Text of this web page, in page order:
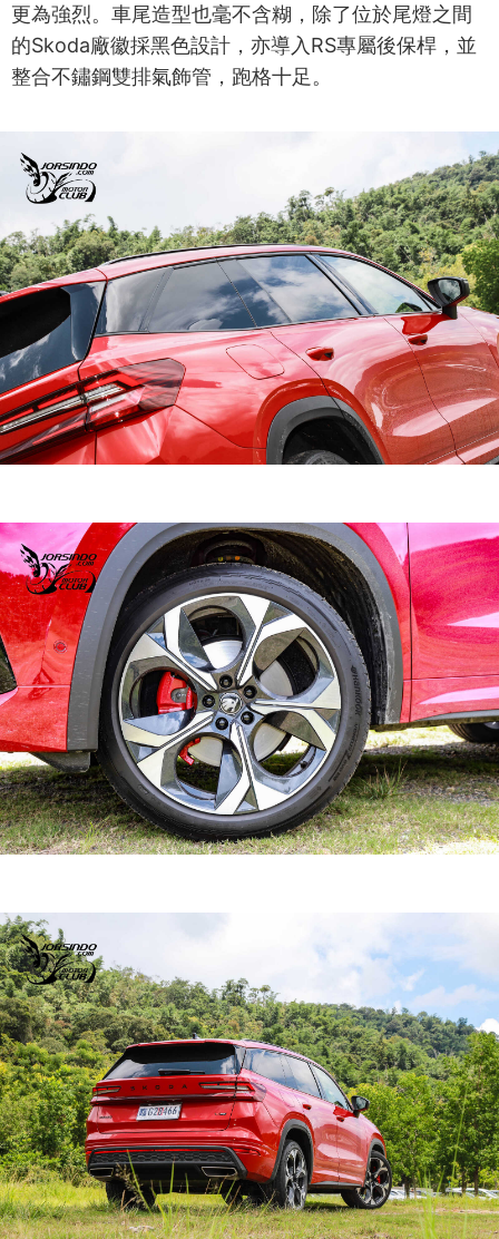
更為強烈。車尾造型也毫不含糊，除了位於尾燈之間
的Skoda廠徽採黑色設計，亦導入RS專屬後保桿，並
整合不鏽鋼雙排氣飾管，跑格十足。